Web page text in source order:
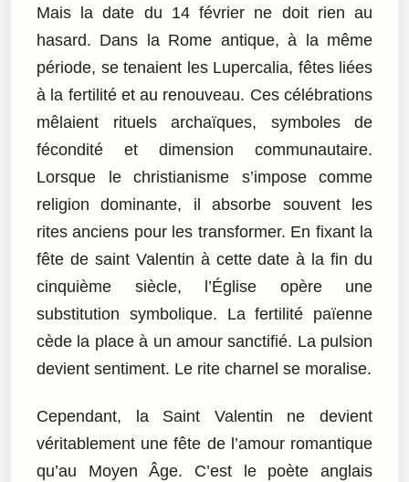
Mais la date du 14 février ne doit rien au
hasard. Dans la Rome antique, à la même
période, se tenaient les Lupercalia, fêtes liées
à la fertilité et au renouveau. Ces célébrations
mêlaient rituels archaïques, symboles de
fécondité et dimension communautaire.
Lorsque le christianisme s’impose comme
religion dominante, il absorbe souvent les
rites anciens pour les transformer. En fixant la
fête de saint Valentin à cette date à la fin du
cinquième siècle, l’Église opère une
substitution symbolique. La fertilité païenne
cède la place à un amour sanctifié. La pulsion
devient sentiment. Le rite charnel se moralise.
Cependant, la Saint Valentin ne devient
véritablement une fête de l’amour romantique
qu’au Moyen Âge. C’est le poète anglais